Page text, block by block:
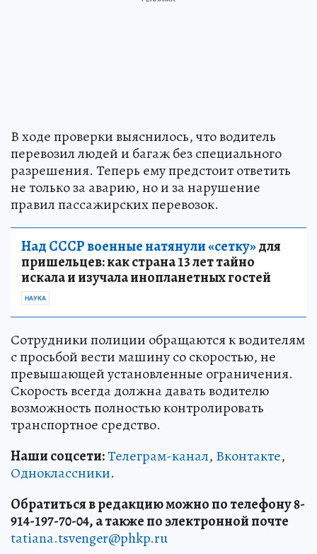
В ходе проверки выяснилось, что водитель
перевозил людей и багаж без специального
разрешения. Теперь ему предстоит ответить
не только за аварию, но и за нарушение
правил пассажирских перевозок.
Над СССР военные натянули «сетку»для
пришельцев: как страна 13 лет тайно
искала и изучала инопланетных гостей
НАУКА
Сотрудники полиции обращаются к водителям
с просьбой вести машину со скоростью, не
превышающей установленные ограничения.
Скорость всегда должна давать водителю
возможность полностью контролировать
транспортное средство.
Наши соцсети:Телеграм-канал, Вконтакте,
Одноклассники.
Обратиться в редакцию можно по телефону 8-
914-197-70-04, а также по электронной почте
tatiana.tsvenger@phkp.ru